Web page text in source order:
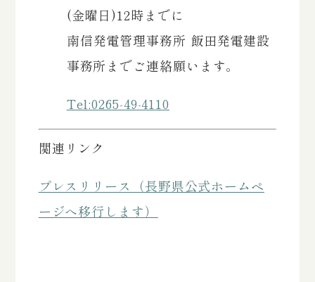
(金曜日)12時までに
南信発電管理事務所 飯田発電建設
事務所までご連絡願います。
Tel:0265-49-4110
関連リンク
プレスリリース（長野県公式ホームペ
ージへ移行します）